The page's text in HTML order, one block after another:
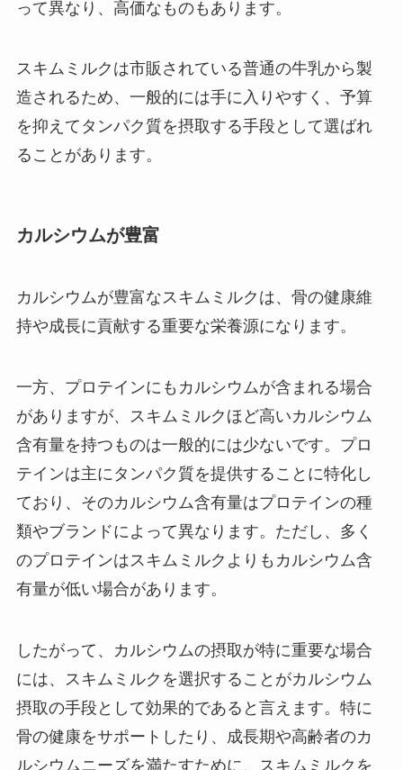
って異なり、高価なものもあります。
スキムミルクは市販されている普通の牛乳から製
造されるため、一般的には手に入りやすく、予算
を抑えてタンパク質を摂取する手段として選ばれ
ることがあります。
カルシウムが豊富
カルシウムが豊富なスキムミルクは、骨の健康維
持や成長に貢献する重要な栄養源になります。
一方、プロテインにもカルシウムが含まれる場合
がありますが、スキムミルクほど高いカルシウム
含有量を持つものは一般的には少ないです。プロ
テインは主にタンパク質を提供することに特化し
ており、そのカルシウム含有量はプロテインの種
類やブランドによって異なります。ただし、多く
のプロテインはスキムミルクよりもカルシウム含
有量が低い場合があります。
したがって、カルシウムの摂取が特に重要な場合
には、スキムミルクを選択することがカルシウム
摂取の手段として効果的であると言えます。特に
骨の健康をサポートしたり、成長期や高齢者のカ
ルシウムニーズを満たすために、スキムミルクを